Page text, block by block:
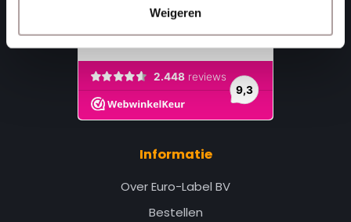
Weigeren
Informatie
Over Euro-Label BV
Bestellen